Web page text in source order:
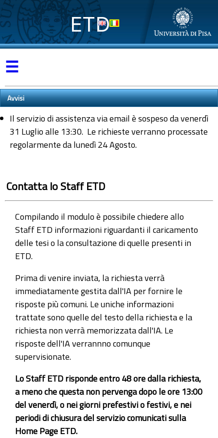
ETD
☰
Avvisi
Il servizio di assistenza via email è sospeso da venerdì
31 Luglio alle 13:30. Le richieste verranno processate
regolarmente da lunedì 24 Agosto.
Contatta lo Staff ETD
Compilando il modulo è possibile chiedere allo
Staff ETD informazioni riguardanti il caricamento
delle tesi o la consultazione di quelle presenti in
ETD.
Prima di venire inviata, la richiesta verrà
immediatamente gestita dall'IA per fornire le
risposte più comuni. Le uniche informazioni
trattate sono quelle del testo della richiesta e la
richiesta non verrà memorizzata dall'IA. Le
risposte dell'IA verrannno comunque
supervisionate.
Lo Staff ETD risponde entro 48 ore dalla richiesta,
a meno che questa non pervenga dopo le ore 13:00
del venerdì, o nei giorni prefestivi o festivi, e nei
periodi di chiusura del servizio comunicati sulla
Home Page ETD.